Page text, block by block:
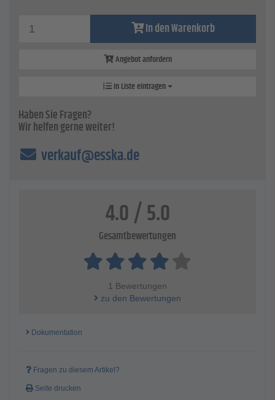
In den Warenkorb
Angebot anfordern
In Liste eintragen
Haben Sie Fragen?
Wir helfen gerne weiter!
verkauf@esska.de
4.0 / 5.0
Gesamtbewertungen
1 Bewertungen
zu den Bewertungen
Dokumentation
Fragen zu diesem Artikel?
Seite drucken